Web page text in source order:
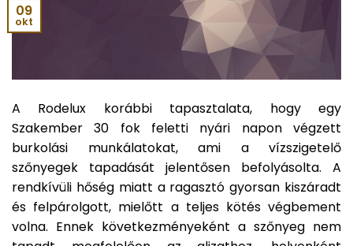
09
okt
A Rodelux korábbi tapasztalata, hogy egy
Szakember 30 fok feletti nyári napon végzett
burkolási munkálatokat, ami a vízszigetelő
szőnyegek tapadását jelentősen befolyásolta. A
rendkívüli hőség miatt a ragasztó gyorsan kiszáradt
és felpárolgott, mielőtt a teljes kötés végbement
volna. Ennek következményeként a szőnyeg nem